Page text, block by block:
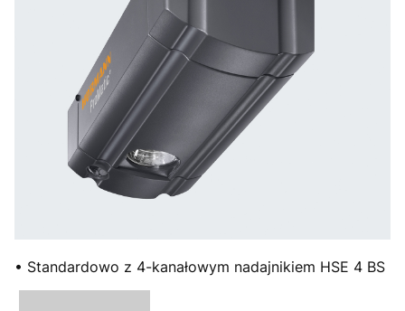
• Standardowo z 4-kanałowym nadajnikiem HSE 4 BS